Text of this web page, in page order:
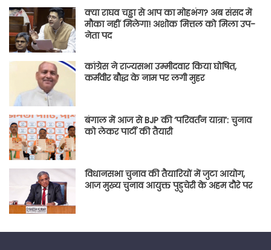
क्या राघव चड्ढा से आप का मोहभंग? अब संसद में
मौका नहीं मिलेगा! अशोक मित्तल को मिला उप-
नेता पद
कांग्रेस ने राज्यसभा उम्मीदवार किया घोषित,
कर्मवीर बौद्ध के नाम पर लगी मुहर
बंगाल में आज से BJP की ‘परिवर्तन यात्रा’: चुनाव
को लेकर पार्टी की तैयारी
विधानसभा चुनाव की तैयारियों में जुटा आयोग,
आज मुख्य चुनाव आयुक्त पुडुचेरी के अहम दौरे पर